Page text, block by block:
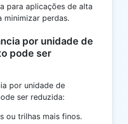
para aplicações de alta
minimizar perdas.
por unidade de
pode ser
por unidade de
ser reduzida:
ou trilhas mais finos.